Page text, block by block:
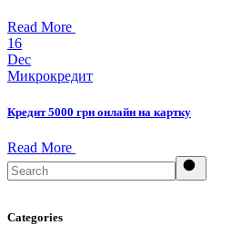
Read More
16
Dec
Микрокредит
Кредит 5000 грн онлайн на картку
Read More
Search
Categories